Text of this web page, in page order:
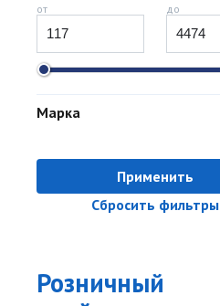
от до
Марка
Применить
Сбросить фильтры
Розничный